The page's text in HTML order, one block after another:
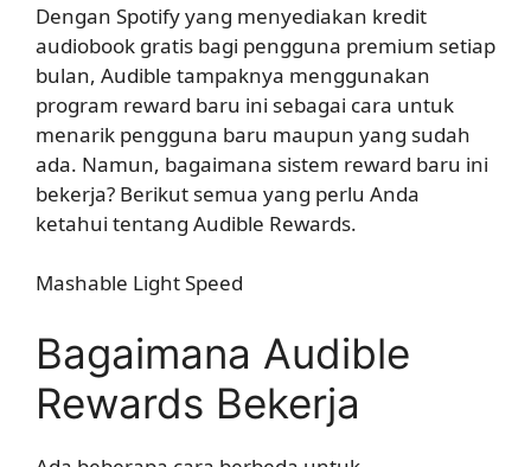
Dengan Spotify yang menyediakan kredit
audiobook gratis bagi pengguna premium setiap
bulan, Audible tampaknya menggunakan
program reward baru ini sebagai cara untuk
menarik pengguna baru maupun yang sudah
ada. Namun, bagaimana sistem reward baru ini
bekerja? Berikut semua yang perlu Anda
ketahui tentang Audible Rewards.
Mashable Light Speed
Bagaimana Audible
Rewards Bekerja